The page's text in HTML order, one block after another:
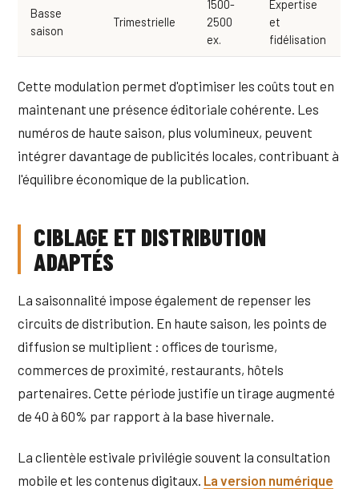
Basse
saison
Trimestrielle
1500-
2500
ex.
Expertise
et
fidélisation
Cette modulation permet d'optimiser les coûts tout en
maintenant une présence éditoriale cohérente. Les
numéros de haute saison, plus volumineux, peuvent
intégrer davantage de publicités locales, contribuant à
l'équilibre économique de la publication.
CIBLAGE ET DISTRIBUTION
ADAPTÉS
La saisonnalité impose également de repenser les
circuits de distribution. En haute saison, les points de
diffusion se multiplient : offices de tourisme,
commerces de proximité, restaurants, hôtels
partenaires. Cette période justifie un tirage augmenté
de 40 à 60% par rapport à la base hivernale.
La clientèle estivale privilégie souvent la consultation
mobile et les contenus digitaux. La version numérique